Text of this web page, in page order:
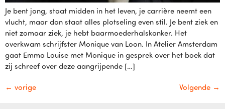
Je bent jong, staat midden in het leven, je carrière neemt een
vlucht, maar dan staat alles plotseling even stil. Je bent ziek en
niet zomaar ziek, je hebt baarmoederhalskanker. Het
overkwam schrijfster Monique van Loon. In Atelier Amsterdam
gaat Emma Louise met Monique in gesprek over het boek dat
zij schreef over deze aangrijpende […]
← vorige Volgende →